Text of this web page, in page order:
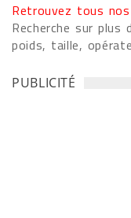
Retrouvez tous
Recherche sur
poids, taille,
PUBLICITÉ